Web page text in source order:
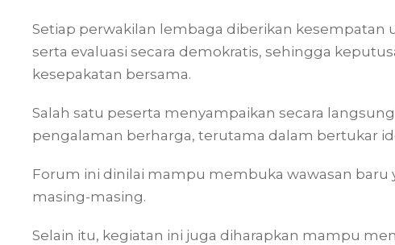
Setiap perwakilan lembaga diberikan
serta evaluasi secara demokratis, sehingga
kesepakatan bersama.
Salah satu peserta menyampaikan secara
pengalaman berharga, terutama dalam bertukar
Forum ini dinilai mampu membuka wawasan baru
masing-masing.
Selain itu, kegiatan ini juga diharapkan mampu